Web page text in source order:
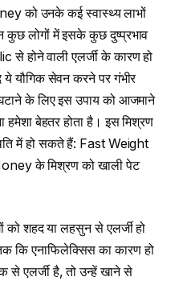
को उनके कई स्वास्थ्य लाभों
कुछ लोगों में इसके कुछ दुष्प्रभाव
होने वाली एलर्जी के कारण हो
यौगिक सेवन करने पर गंभीर
के लिए इस उपाय को आजमाने
बेहतर होता है। इस मिश्रण
में हो सकते हैं: Fast Weight
के मिश्रण को खाली पेट
को शहद या लहसुन से एलर्जी हो
कि एनाफिलेक्सिस का कारण हो
एलर्जी है, तो उन्हें खाने से